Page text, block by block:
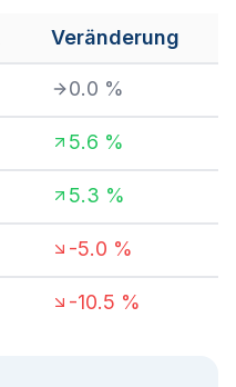
Veränderung
0.0 %
5.6 %
5.3 %
-5.0 %
-10.5 %